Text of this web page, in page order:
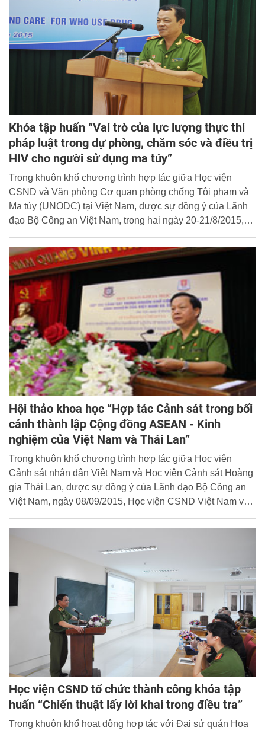
Phòng Học viện, Phòng Hậu cần, Trung tâm Lưu trữ và
Thư viện.
Khóa tập huấn “Vai trò của lực lượng thực thi
pháp luật trong dự phòng, chăm sóc và điều trị
HIV cho người sử dụng ma túy”
Trong khuôn khổ chương trình hợp tác giữa Học viện
CSND và Văn phòng Cơ quan phòng chống Tội phạm và
Ma túy (UNODC) tại Việt Nam, được sự đồng ý của Lãnh
đạo Bộ Công an Việt Nam, trong hai ngày 20-21/8/2015,
Nam đã tổ chức thành công khóa tập huấn “Vai trò của lực
lượng thực thi pháp luật trong dự phòng, chăm sóc và điều
trị HIV cho người sử dụng ma túy” tại Đồ Sơn - Hải Phòng.
Hội thảo khoa học “Hợp tác Cảnh sát trong bối
cảnh thành lập Cộng đồng ASEAN - Kinh
nghiệm của Việt Nam và Thái Lan”
Trong khuôn khổ chương trình hợp tác giữa Học viện
Cảnh sát nhân dân Việt Nam và Học viện Cảnh sát Hoàng
gia Thái Lan, được sự đồng ý của Lãnh đạo Bộ Công an
Việt Nam, ngày 08/09/2015, Học viện CSND Việt Nam và
học với chủ đề “Hợp tác Cảnh sát trong bối cảnh thành lập
Cộng đồng ASEAN - Kinh nghiệm của Việt Nam và Thái
Học viện CSND tổ chức thành công khóa tập
huấn “Chiến thuật lấy lời khai trong điều tra”
Trong khuôn khổ hoạt động hợp tác với Đại sứ quán Hoa